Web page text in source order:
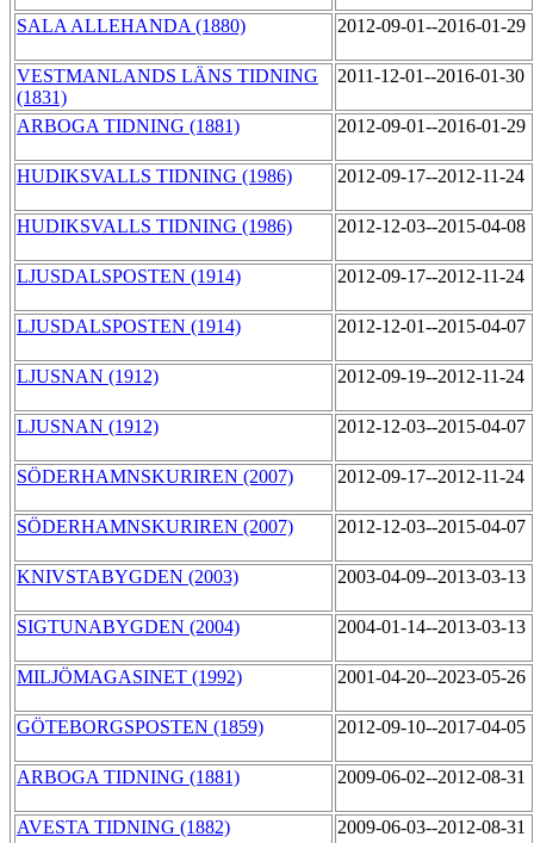
SALA ALLEHANDA (1880) 2012-09-01--2016-01-29
VESTMANLANDS LÄNS TIDNING
(1831)
2011-12-01--2016-01-30
ARBOGA TIDNING (1881) 2012-09-01--2016-01-29
HUDIKSVALLS TIDNING (1986) 2012-09-17--2012-11-24
HUDIKSVALLS TIDNING (1986) 2012-12-03--2015-04-08
LJUSDALSPOSTEN (1914) 2012-09-17--2012-11-24
LJUSDALSPOSTEN (1914) 2012-12-01--2015-04-07
LJUSNAN (1912) 2012-09-19--2012-11-24
LJUSNAN (1912) 2012-12-03--2015-04-07
SÖDERHAMNSKURIREN (2007) 2012-09-17--2012-11-24
SÖDERHAMNSKURIREN (2007) 2012-12-03--2015-04-07
KNIVSTABYGDEN (2003) 2003-04-09--2013-03-13
SIGTUNABYGDEN (2004) 2004-01-14--2013-03-13
MILJÖMAGASINET (1992) 2001-04-20--2023-05-26
GÖTEBORGSPOSTEN (1859) 2012-09-10--2017-04-05
ARBOGA TIDNING (1881) 2009-06-02--2012-08-31
AVESTA TIDNING (1882) 2009-06-03--2012-08-31